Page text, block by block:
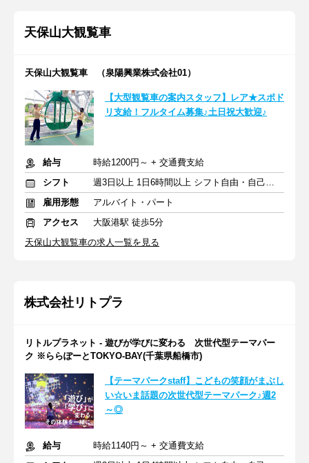
天保山大観覧車
天保山大観覧車 （泉陽興業株式会社01）
【大型観覧車の案内スタッフ】レア★スポド
リ支給！フルタイム募集♪土日祝大歓迎♪
給与
時給1200円～ + 交通費支給
シフト
週3日以上 1日6時間以上 シフト自由・自己申告
雇用形態
アルバイト・パート
アクセス
大阪港駅 徒歩5分
天保山大観覧車の求人一覧を見る
株式会社リトプラ
リトルプラネット - 遊びが学びに変わる 次世代型テーマパー
ク ※ららぽーとTOKYO-BAY(千葉県船橋市)
【テーマパークstaff】こどもの笑顔がまぶし
い☆いま話題の次世代型テーマパーク♪週2
～◎
給与
時給1140円～ + 交通費支給